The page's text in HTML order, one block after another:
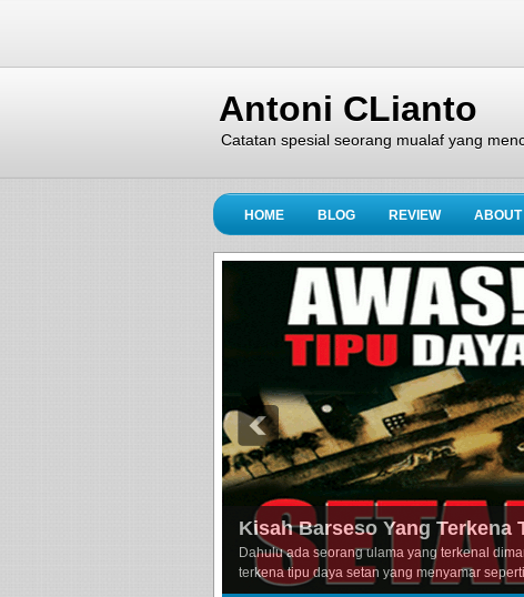
Antoni CLianto
Catatan spesial seorang mualaf yang
HOME BLOG REVIEW ABOUT
Kisah Barseso Yang Terkena
Dahulu ada seorang ulama yang terkenal
terkena tipu daya setan yang menyamar